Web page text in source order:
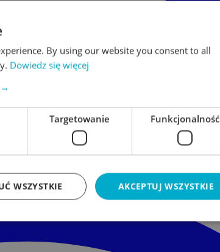
By using our website you consent to all
Dowiedz się więcej
Targetowanie Funkcjonalność
AKCEPTUJ WSZYSTKIE
WSZYSTKIE